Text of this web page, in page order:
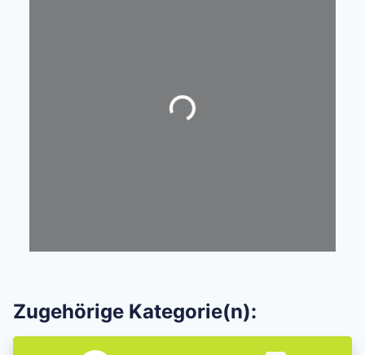
Wird geladen …
Zugehörige Kategorie(n):